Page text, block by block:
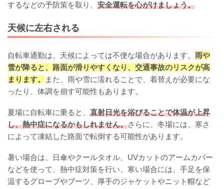
するなどの予防策を取り、 安全運転を心がけましょう。
天候に左右される
自転車通勤は、天候によっては不便な場合があります。 雨や
雪が降ると、路面が滑りやすくなり、交通事故のリスクが高
まります。
また、雨や雪に濡れることで、着替えが必要にな
ったり、体調を崩す可能性もあります。
夏場に自転車に乗ると、 直射日光を浴びることで体温が上昇
し、熱中症になるかもしれません。さらに、冬場には、寒さ
によって凍結した路面で転倒する可能性があります。
暑い場合は、日傘やクールタオル、UVカットのアームカバー
などを使って、熱中症対策を行い、寒い場合には、手足を保
温するグローブやブーツ、厚手のジャケットやニット帽など